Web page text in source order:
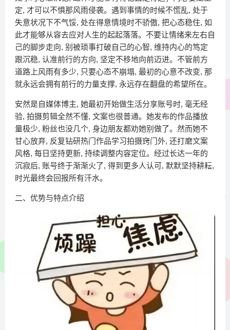
定, 才可以不惧那风雨侵袭。遇到事情的时候不慌乱, 处于
失意状况下不气馁, 处在得意情境时不骄傲, 把心态稳住, 如
此才能够从容去应对人生的起起落落。不要让情绪来左右自
己的脚步走向, 别被琐事打破自己的心智, 维持内心的笃定
跟沉稳, 认准前行的方向, 坚定不移地向前迈进。不管前方
道路上风雨有多少, 只要心态不崩塌, 最初的心意不改变, 那
就永远会拥有前行的力量支撑, 永远存在翻盘的希望所在。
安然是自媒体博主, 她最初开始做生活分享账号时, 毫无经
验, 拍摄剪辑全然不懂, 文案也很普通。她发布的作品播放
量极少, 粉丝也没几个, 身边朋友都劝她别做了。然而她不
甘心放弃, 反复钻研热门作品学习拍摄窍门外, 还打磨文案
风格, 每日坚持更新, 持续调整内容定位。经过长达一年的
沉寂后, 账号终于渐渐火了, 得到更多人认可, 默默坚持耕耘,
时光最终会回报所有汗水。
二、优势与特点介绍